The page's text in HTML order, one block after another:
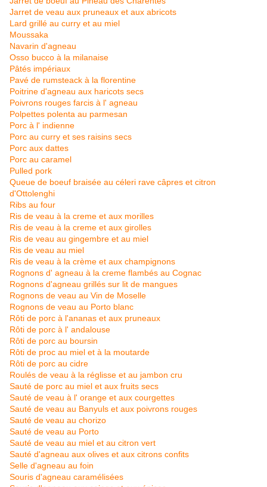
Jarret de veau aux pruneaux et aux abricots
Lard grillé au curry et au miel
Moussaka
Navarin d'agneau
Osso bucco à la milanaise
Pâtés impériaux
Pavé de rumsteack à la florentine
Poitrine d'agneau aux haricots secs
Poivrons rouges farcis à l' agneau
Polpettes polenta au parmesan
Porc à l' indienne
Porc au curry et ses raisins secs
Porc aux dattes
Porc au caramel
Pulled pork
Queue de boeuf braisée au céleri rave câpres et citron
d'Ottolenghi
Ribs au four
Ris de veau à la creme et aux morilles
Ris de veau à la creme et aux girolles
Ris de veau au gingembre et au miel
Ris de veau au miel
Ris de veau à la crème et aux champignons
Rognons d' agneau à la creme flambés au Cognac
Rognons d'agneau grillés sur lit de mangues
Rognons de veau au Vin de Moselle
Rognons de veau au Porto blanc
Rôti de porc à l'ananas et aux pruneaux
Rôti de porc à l' andalouse
Rôti de porc au boursin
Rôti de proc au miel et à la moutarde
Rôti de porc au cidre
Roulés de veau à la réglisse et au jambon cru
Sauté de porc au miel et aux fruits secs
Sauté de veau à l' orange et aux courgettes
Sauté de veau au Banyuls et aux poivrons rouges
Sauté de veau au chorizo
Sauté de veau au Porto
Sauté de veau au miel et au citron vert
Sauté d'agneau aux olives et aux citrons confits
Selle d'agneau au foin
Souris d'agneau caramélisées